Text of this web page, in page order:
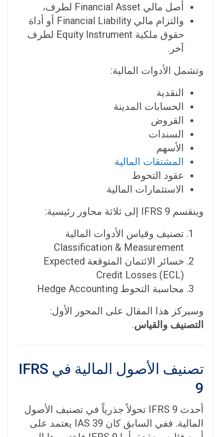
أصل مالي Financial Asset لطرف،
والتزام مالي Financial Liability أو أداة
حقوق ملكية Equity Instrument لطرف
آخر.
وتشمل الأدوات المالية:
النقدية
الحسابات المدينة
القروض
السندات
الأسهم
المشتقات المالية
عقود التحوط
الاستثمارات المالية
وينقسم IFRS 9 إلى ثلاثة محاور رئيسية:
تصنيف وقياس الأدوات المالية
Classification & Measurement
خسائر الائتمان المتوقعة Expected
Credit Losses (ECL)
محاسبة التحوط Hedge Accounting
وسيركز هذا المقال على المحور الأول:
التصنيف والقياس.
تصنيف الأصول المالية في IFRS
9
أحدث IFRS 9 تحولاً جذرياً في تصنيف الأصول
المالية. ففي السابق كان IAS 39 يعتمد على